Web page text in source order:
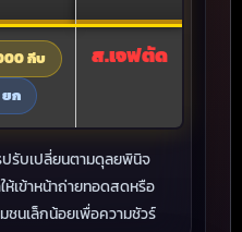
กีบ
ยก
ส.เจฟตัด
ปรับเปลี่ยนตามดุลยพินิจ
ห้เข้าหน้าถ่ายทอดสดหรือ
ชนเล็กน้อยเพื่อความชัวร์